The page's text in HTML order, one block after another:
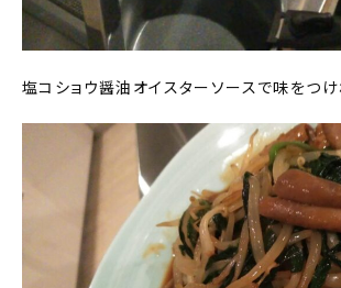
塩コショウ醤油オイスターソースで味をつけ